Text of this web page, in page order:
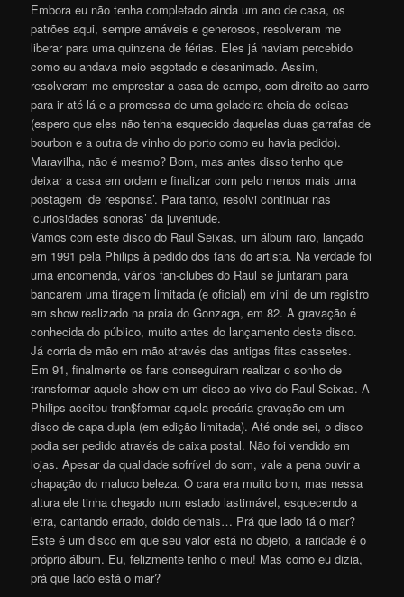
Embora eu não tenha completado ainda um ano de casa, os
patrões aqui, sempre amáveis e generosos, resolveram me
liberar para uma quinzena de férias. Eles já haviam percebido
como eu andava meio esgotado e desanimado. Assim,
resolveram me emprestar a casa de campo, com direito ao carro
para ir até lá e a promessa de uma geladeira cheia de coisas
(espero que eles não tenha esquecido daquelas duas garrafas de
bourbon e a outra de vinho do porto como eu havia pedido).
Maravilha, não é mesmo? Bom, mas antes disso tenho que
deixar a casa em ordem e finalizar com pelo menos mais uma
postagem ‘de responsa’. Para tanto, resolvi continuar nas
‘curiosidades sonoras’ da juventude.
Vamos com este disco do Raul Seixas, um álbum raro, lançado
em 1991 pela Philips à pedido dos fans do artista. Na verdade foi
uma encomenda, vários fan-clubes do Raul se juntaram para
bancarem uma tiragem limitada (e oficial) em vinil de um registro
em show realizado na praia do Gonzaga, em 82. A gravação é
conhecida do público, muito antes do lançamento deste disco.
Já corria de mão em mão através das antigas fitas cassetes.
Em 91, finalmente os fans conseguiram realizar o sonho de
transformar aquele show em um disco ao vivo do Raul Seixas. A
Philips aceitou tran$formar aquela precária gravação em um
disco de capa dupla (em edição limitada). Até onde sei, o disco
podia ser pedido através de caixa postal. Não foi vendido em
lojas. Apesar da qualidade sofrível do som, vale a pena ouvir a
chapação do maluco beleza. O cara era muito bom, mas nessa
altura ele tinha chegado num estado lastimável, esquecendo a
letra, cantando errado, doido demais… Prá que lado tá o mar?
Este é um disco em que seu valor está no objeto, a raridade é o
próprio álbum. Eu, felizmente tenho o meu! Mas como eu dizia,
prá que lado está o mar?